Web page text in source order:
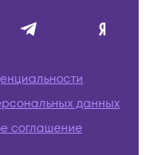
данных
соглашение